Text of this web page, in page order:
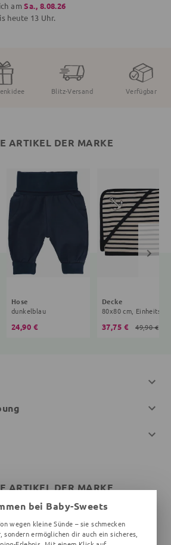
amSa., 8.08.26
heute 13 Uhr.
Blitz-Versand Verfügbar
ARTIKEL DER MARKE
Hose
dunkelblau
24,90 €
Decke
37,75 € 49,90 €
ARTIKEL DER MARKE
bei Baby-Sweets
wegen kleine Sünde – sie schmecken
sondern ermöglichen dir auch ein sicheres,